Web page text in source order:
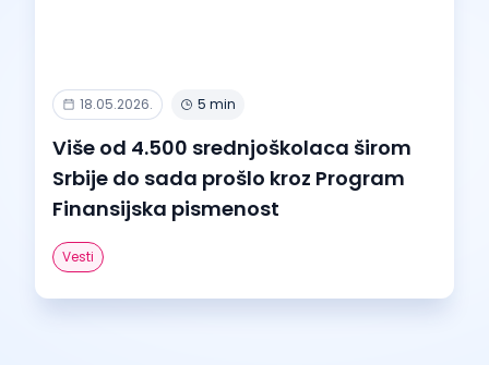
18.05.2026. 5 min
Više od 4.500 srednjoškolaca širom
Srbije do sada prošlo kroz Program
Finansijska pismenost
Vesti